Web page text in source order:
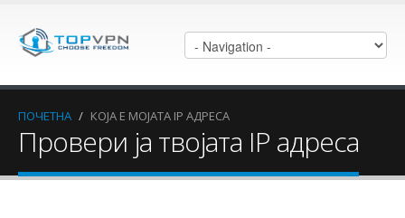
ПОЧЕТНА / КОЈА Е МОЈАТА IP АДРЕСА
Провери ја твојата IP адреса